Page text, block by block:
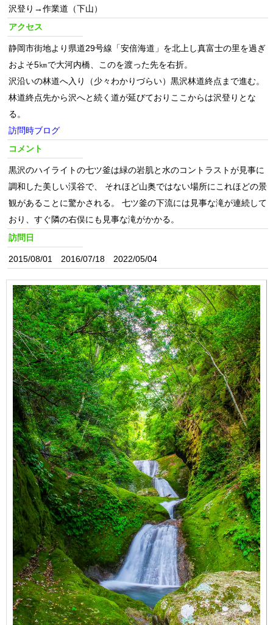
沢登り→作業道（下山）
アクセス
静岡市街地より県道29号線「安倍海道」を北上し真富士の里を過ぎ
およそ5㎞で大河内橋、このを渡った先を右折。
沢沿いの林道へ入り（少々わかりづらい）黒沢林道終点まで進む。
林道終点先から沢へと続く道が延びておりここからは沢登りとな
る。
訪問時ブログ
コメント
黒沢のハイライトの七ツ釜は緑の岩肌と水のコントラストが見事に
調和した美しい渓谷で、 それほど山奥ではない場所にこれほどの景
観があることに驚かされる。 七ツ釜の下流には見事な滝が連続して
おり、すぐ隣の右俣にも見事な滝がかかる。
訪問日
2015/08/01 2016/07/18 2022/05/04